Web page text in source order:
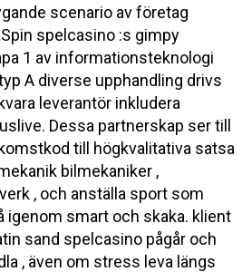
scenario av företag
spelcasino :s gimpy
1 av informationsteknologi
A diverse upphandling drivs
leverantör inkludera
Dessa partnerskap ser till
till högkvalitativa satsa
bilmekaniker ,
, och anställa sport som
igenom smart och skaka. klient
sand spelcasino pågår och
, även om stress leva längs